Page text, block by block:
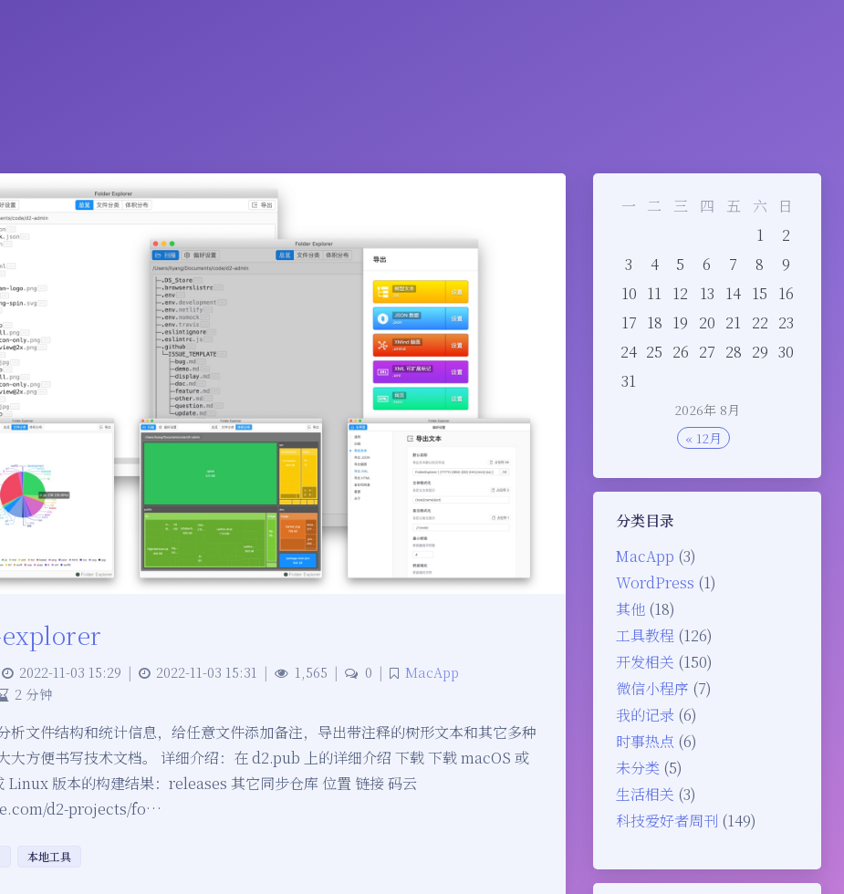
2026年 8月
一 二 三 四 五 六
日
1
2
3
4 5 6 7 8
9
10 11 12 13 14 15
16
17 18 19 20 21 22 23
24 25 26 27 28 29 30
31
« 12月
分类目录
MacApp (3)
WordPress (1)
其他 (18)
工具教程 (126)
开发相关 (150)
微信小程序 (7)
我的记录 (6)
时事热点 (6)
未分类 (5)
生活相关 (3)
科技爱好者周刊 (149)
2022-11-03 15:29 | 2022-11-03 15:31 | 1,565 | 0 |
MacApp
2 分钟
析文件结构和统计信息，给任意文件添加备注，导出带注释的树形文本和其它多种
大方便书写技术文档。 详细介绍：在 d2.pub 上的详细介绍 下载 下载 macOS 或
版本的构建结果：releases 其它同步仓库 位置 链接 码云
d2-projects/fo…
本地工具